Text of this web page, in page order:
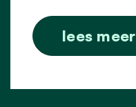
lees meer